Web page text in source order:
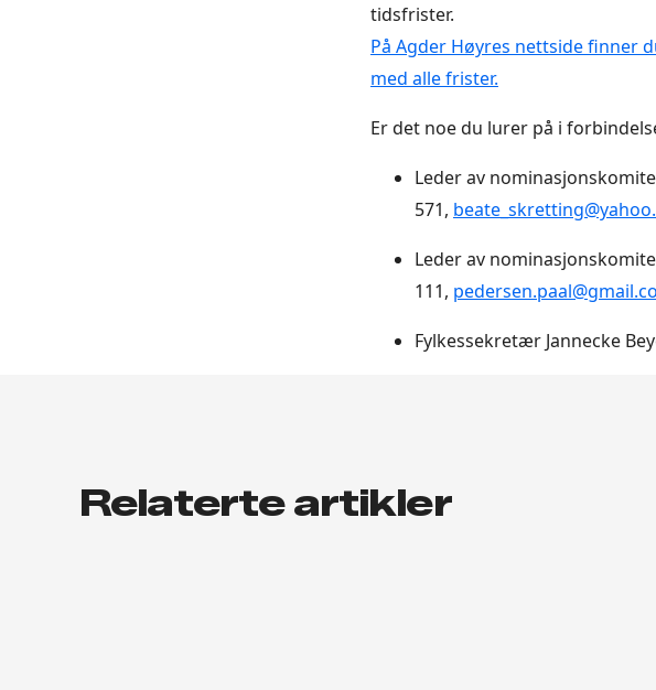
tidsfrister.
På Agder Høyres nettside finner
med alle frister.
Er det noe du lurer på i
Leder av
571,
Leder av
111,
Fylkessekretær Jannecke
Relaterte artikler